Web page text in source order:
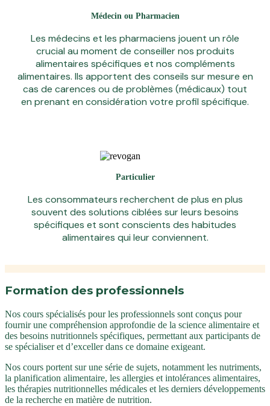
Médecin ou Pharmacien
Les médecins et les pharmaciens jouent un rôle
crucial au moment de conseiller nos produits
alimentaires spécifiques et nos compléments
alimentaires. Ils apportent des conseils sur mesure en
cas de carences ou de problèmes (médicaux) tout
en prenant en considération votre profil spécifique.
Particulier
Les consommateurs recherchent de plus en plus
souvent des solutions ciblées sur leurs besoins
spécifiques et sont conscients des habitudes
alimentaires qui leur conviennent.
Formation des professionnels
Nos cours spécialisés pour les professionnels sont conçus pour
fournir une compréhension approfondie de la science alimentaire et
des besoins nutritionnels spécifiques, permettant aux participants de
se spécialiser et d’exceller dans ce domaine exigeant.
Nos cours portent sur une série de sujets, notamment les nutriments,
la planification alimentaire, les allergies et intolérances alimentaires,
les thérapies nutritionnelles médicales et les derniers développements
de la recherche en matière de nutrition.